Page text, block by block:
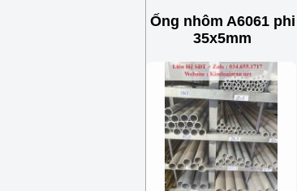
Ống nhôm A6061 phi
35x5mm